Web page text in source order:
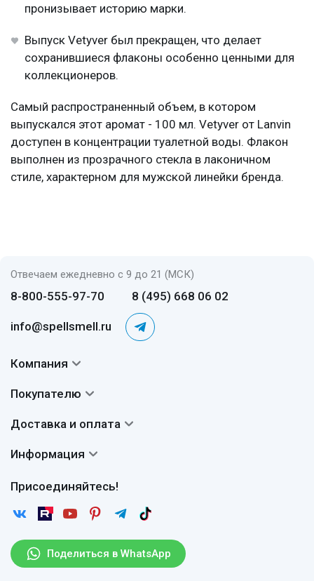
пронизывает историю марки.
Выпуск Vetyver был прекращен, что делает
сохранившиеся флаконы особенно ценными для
коллекционеров.
Самый распространенный объем, в котором
выпускался этот аромат - 100 мл. Vetyver от Lanvin
доступен в концентрации туалетной воды. Флакон
выполнен из прозрачного стекла в лаконичном
стиле, характерном для мужской линейки бренда.
Отвечаем ежедневно с 9 до 21 (МСК)
8-800-555-97-70 8 (495) 668 06 02
info@spellsmell.ru
Поделиться в WhatsApp
Присоединяйтесь!
Компания
Авторы
Сертификаты
Покупателю
Вопросы и ответы
Отзывы
Статьи
Рассылка
Доставка и оплата
Доставка
Возврат
Информация
Пользовательское соглашение
Защита персональных данных
Правила продажи товаров (Постановление Правительства